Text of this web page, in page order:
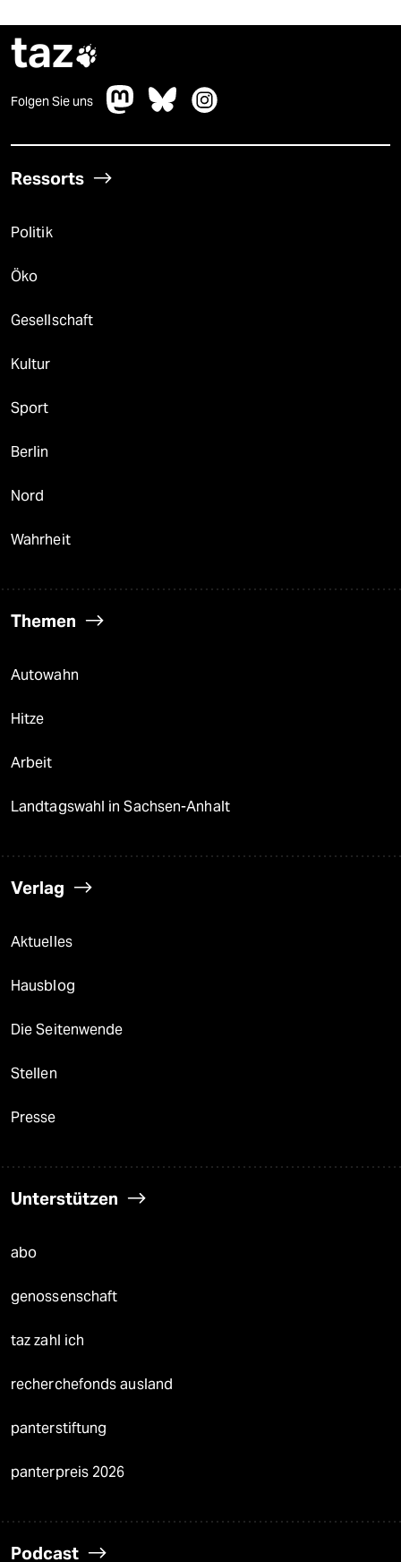
taz
Folgen Sie uns
Ressorts
Politik
Öko
Gesellschaft
Kultur
Sport
Berlin
Nord
Wahrheit
Themen
Autowahn
Hitze
Arbeit
Landtagswahl in Sachsen-Anhalt
Verlag
Aktuelles
Hausblog
Die Seitenwende
Stellen
Presse
Unterstützen
abo
genossenschaft
taz zahl ich
recherchefonds ausland
panterstiftung
panterpreis 2026
Podcast